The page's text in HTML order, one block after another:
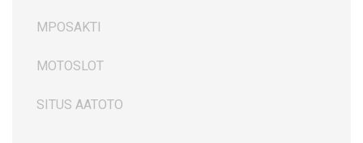
MPOSAKTI
MOTOSLOT
SITUS AATOTO